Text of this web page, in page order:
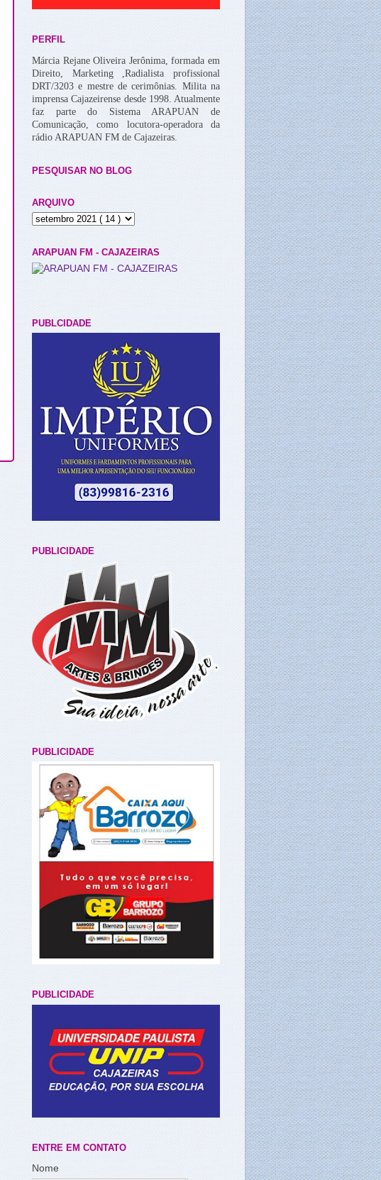
PERFIL
Márcia Rejane Oliveira Jerônima, formada em
Direito, Marketing ,Radialista profissional
DRT/3203 e mestre de cerimônias. Milita na
imprensa Cajazeirense desde 1998. Atualmente
faz parte do Sistema ARAPUAN de
Comunicação, como locutora-operadora da
rádio ARAPUAN FM de Cajazeiras.
PESQUISAR NO BLOG
ARQUIVO
ARAPUAN FM - CAJAZEIRAS
PUBLCIDADE
PUBLICIDADE
PUBLICIDADE
PUBLICIDADE
ENTRE EM CONTATO
Nome